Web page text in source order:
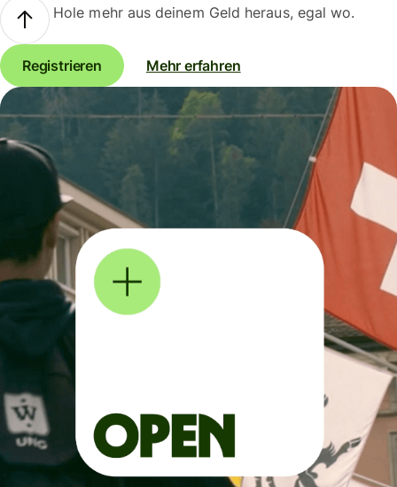
Hole mehr aus deinem Geld heraus, egal wo.
Registrieren Mehr erfahren